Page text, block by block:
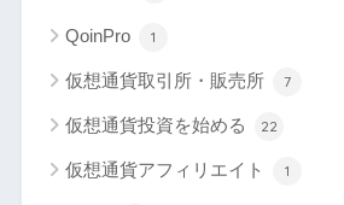
QoinPro 1
仮想通貨取引所・販売所 7
仮想通貨投資を始める 22
仮想通貨アフィリエイト 1